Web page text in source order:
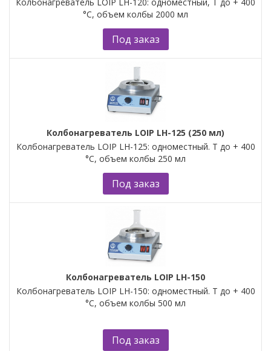
°С, объем колбы 2000 мл
Под заказ
Колбонагреватель LOIP LH-125 (250 мл)
Колбонагреватель LOIP LH-125: одноместный. Т до + 400
°С, объем колбы 250 мл
Под заказ
Колбонагреватель LOIP LH-150
Колбонагреватель LOIP LH-150: одноместный. Т до + 400
°С, объем колбы 500 мл
Под заказ